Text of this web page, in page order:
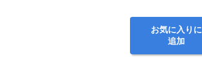
お気に入りに
追加